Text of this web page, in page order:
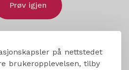
på nettstedet
brukeropplevelsen, tilby
Prøv igjen